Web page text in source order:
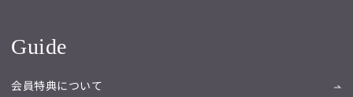
Guide
会員特典について